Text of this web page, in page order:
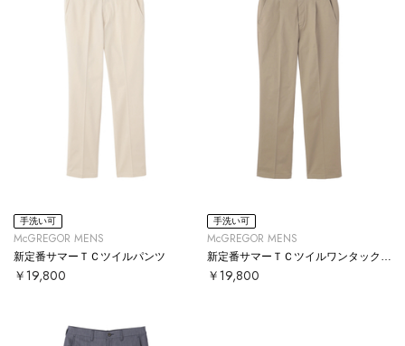
手洗い可
McGREGOR MENS
新定番サマーＴＣツイルパンツ
￥19,800
手洗い可
McGREGOR MENS
￥19,800